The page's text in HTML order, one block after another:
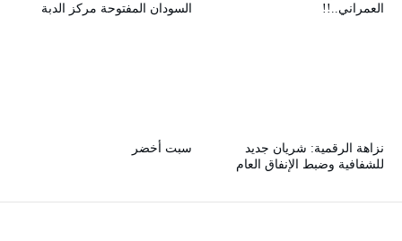
السودان المفتوحة مركز الدبة
العمراني..!!
سبت أخضر
نزاهة الرقمية: شريان جديد
للشفافية وضبط الإنفاق العام